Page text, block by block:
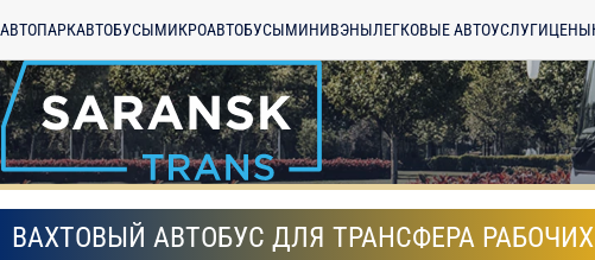
АВТОПАРКАВТОБУСЫМИКРОАВТОБУСЫМИНИВЭНЫЛЕГКОВЫЕ АВТОУСЛУГИЦЕНЫ
ВАХТОВЫЙ АВТОБУС ДЛЯ ТРАНСФЕРА РАБОЧИХ